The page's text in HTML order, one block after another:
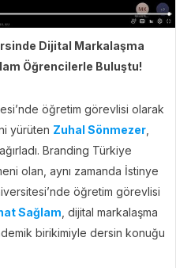
Dijital Markalaşma
Öğrencilerle Buluştu!
öğretim görevlisi olarak
yürüten Zuhal Sönmezer
Branding Türkiye
olan, aynı zamanda İstinye
öğretim görevlisi
Sağlam , dijital markalaşma
birikimiyle dersin konuğu